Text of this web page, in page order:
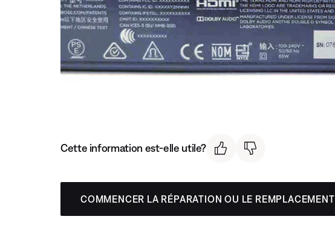
Cette information est-elle utile?
COMMENCER LA RÉPARATION OU LE REMPLACEMENT